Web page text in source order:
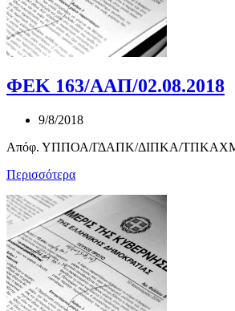
ΦΕΚ 163/ΑΑΠ/02.08.2018
9/8/2018
Απόφ. ΥΠΠΟΑ/ΓΔΑΠΚ/ΔΙΠΚΑ/ΤΠΚΑΧΜΑΕ/
Περισσότερα